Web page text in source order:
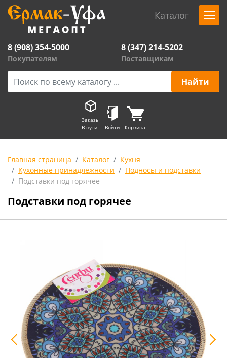
Каталог
8 (908) 354-5000
Покупателям
8 (347) 214-5202
Поставщикам
Заказы
В пути
Войти Корзина
Главная страница Каталог
Кухня
Кухонные принадлежности
Подносы и подставки
Подставки под горячее
Подставки под горячее